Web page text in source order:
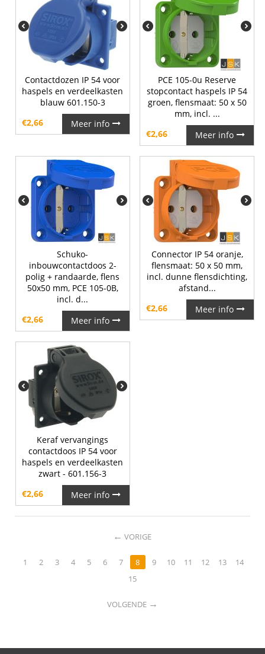
Contactdozen IP 54 voor
haspels en verdeelkasten
blauw 601.150-3
€2,66 Meer info
PCE 105-0u Reserve
stopcontact haspels IP 54
groen, flensmaat: 50 x 50
mm, incl. ...
€2,66 Meer info
Schuko-
inbouwcontactdoos 2-
polig + randaarde, flens
50x50 mm, PCE 105-0B,
incl. d...
€2,66 Meer info
Connector IP 54 oranje,
flensmaat: 50 x 50 mm,
incl. dunne flensdichting,
afstand...
€2,66 Meer info
Keraf vervangings
contactdoos IP 54 voor
haspels en verdeelkasten
zwart - 601.156-3
€2,66 Meer info
← VORIGE
1 2 3 4 5 6 7 8 9 10 11 12 13
14
15
VOLGENDE →